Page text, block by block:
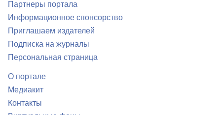
Партнеры портала
Информационное спонсорство
Приглашаем издателей
Подписка на журналы
Персональная страница
О портале
Медиакит
Контакты